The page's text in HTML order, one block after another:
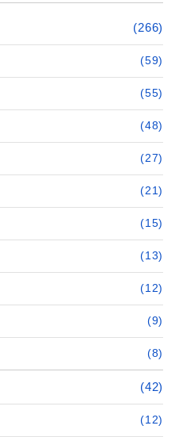
(266)
(59)
(55)
(48)
(27)
(21)
(15)
(13)
(12)
(9)
(8)
(42)
(12)